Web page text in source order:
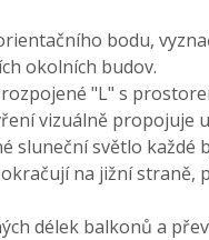
bodu,
okolních budov.
"L" s
vizuálně propojuje
sluneční světlo každé
na jižní
délek balkonů a